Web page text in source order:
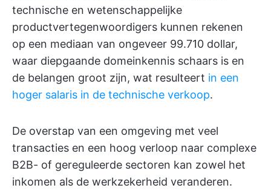
technische en wetenschappelijke
productvertegenwoordigers kunnen rekenen
op een mediaan van ongeveer 99.710 dollar,
waar diepgaande domeinkennis schaars is en
de belangen groot zijn, wat resulteert in een
hoger salaris in de technische verkoop.
De overstap van een omgeving met veel
transacties en een hoog verloop naar complexe
B2B- of gereguleerde sectoren kan zowel het
inkomen als de werkzekerheid veranderen.